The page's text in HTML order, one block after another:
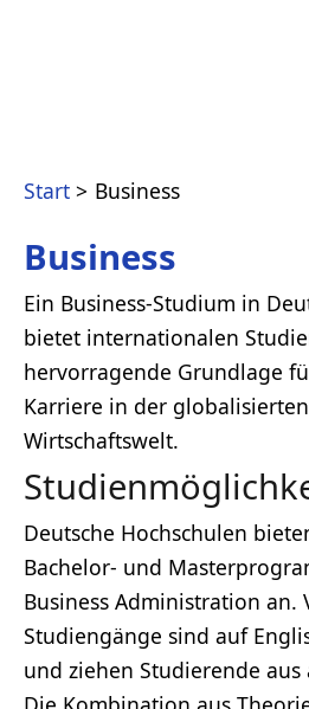
Start Business
Business
Ein Business-Studium in
bietet internationalen
hervorragende Grundlage
Karriere in der globalisierten
Wirtschaftswelt.
Deutsche Hochschulen
Bachelor- und
Business Administration an.
Studiengänge sind auf
und ziehen Studierende aus